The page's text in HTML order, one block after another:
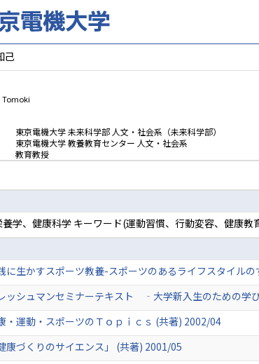
己
Tomoki
東京電機大学 未来科学部 人文・社会系（未来科学部）
東京電機大学 教養教育センター 人文・社会系
教育教授
学、健康科学 キーワード(運動習慣、行動変容、健康教
に生かすスポーツ教養-スポーツのあるライフスタイル
ッシュマンセミナーテキスト ‐大学新入生のための学
・運動・スポーツのＴｏｐｉｃｓ (共著) 2002/04
健康づくりのサイエンス」 (共著) 2001/05